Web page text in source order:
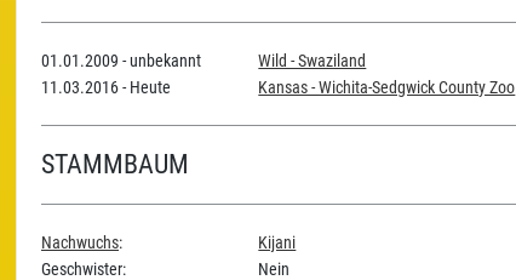
01.01.2009 - unbekannt
Wild - Swaziland
11.03.2016 - Heute
Kansas - Wichita-Sedgwick County Zoo
STAMMBAUM
Nachwuchs:
Kijani
Geschwister:
Nein